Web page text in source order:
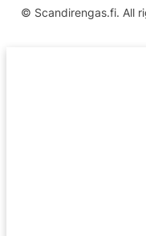
© Scandirengas.fi. All